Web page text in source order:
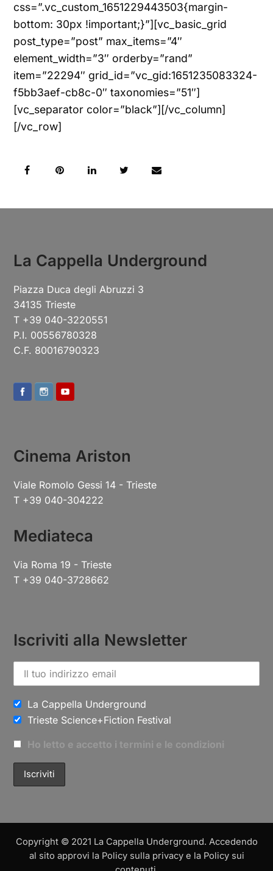
css=”.vc_custom_1651229443503{margin-
bottom: 30px !important;}”][vc_basic_grid
post_type=”post” max_items=”4″
element_width=”3″ orderby=”rand”
item=”22294″ grid_id=”vc_gid:1651235083324-
f5bb3aef-cb8c-0″ taxonomies=”51″]
[vc_separator color=”black”][/vc_column]
[/vc_row]
La Cappella Underground
Piazza Duca degli Abruzzi 3
34135 Trieste
T +39 040-3220551
P.I. 00556780328
C.F. 80016790323
Cinema Ariston
Viale Romolo Gessi 14 - Trieste
T +39 040-304222
Mediateca
Via Roma 19 - Trieste
T +39 040-3728662
Iscriviti alla Newsletter
La Cappella Underground
Trieste Science+Fiction Festival
Ho letto e accetto i termini e le condizioni
Copyright © 2021 La Cappella Underground. Accedendo
al sito approvi la Policy sulla privacy e la Policy sui